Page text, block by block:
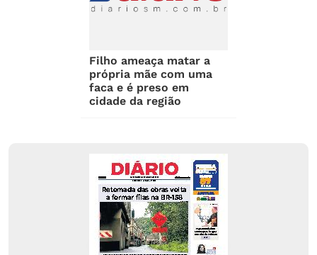
Filho ameaça matar a
própria mãe com uma
faca e é preso em
cidade da região